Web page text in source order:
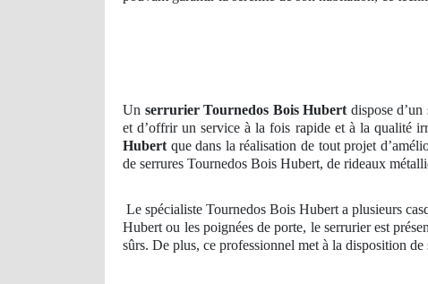
Un serrurier Tournedos Bois Hubert dispose
et d’offrir un service à la fois rapide et à la qualité
Hubert que dans la réalisation de tout projet
de serrures Tournedos Bois Hubert, de rideaux
Le spécialiste Tournedos Bois Hubert a plusieurs
Hubert ou les poignées de porte, le serrurier est
sûrs. De plus, ce professionnel met à la disposition